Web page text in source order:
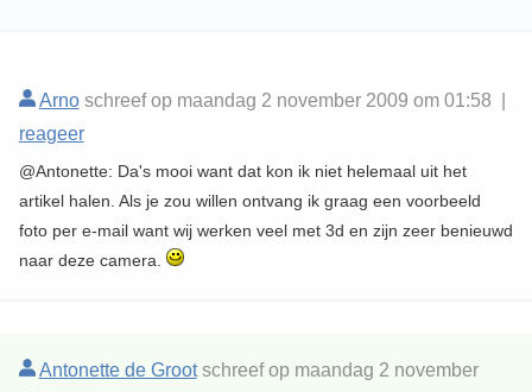
Arnoschreef op maandag 2 november 2009 om 01:58 |
reageer
@Antonette: Da's mooi want dat kon ik niet helemaal uit het
artikel halen. Als je zou willen ontvang ik graag een voorbeeld
foto per e-mail want wij werken veel met 3d en zijn zeer benieuwd
naar deze camera.
Antonette de Grootschreef op maandag 2 november